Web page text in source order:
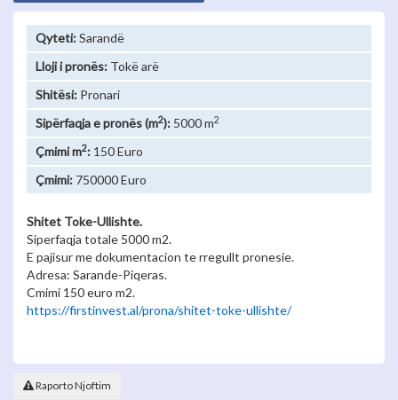
Qyteti:Sarandë
Lloji i pronës: Tokë arë
Shitësi: Pronari
Sipërfaqja e pronës (m2): 5000 m2
Çmimi m2: 150 Euro
Çmimi: 750000 Euro
Shitet Toke-Ullishte.
Siperfaqja totale 5000 m2.
E pajisur me dokumentacion te rregullt pronesie.
Adresa: Sarande-Piqeras.
Cmimi 150 euro m2.
https://firstinvest.al/prona/shitet-toke-ullishte/
Raporto Njoftim